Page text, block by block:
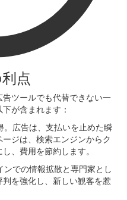
点
ツールでも代替できない一
が含まれます：
広告は、支払いを止めた瞬
ジは、検索エンジンからク
、費用を節約します。
での情報拡散と専門家とし
を強化し、新しい観客を惹